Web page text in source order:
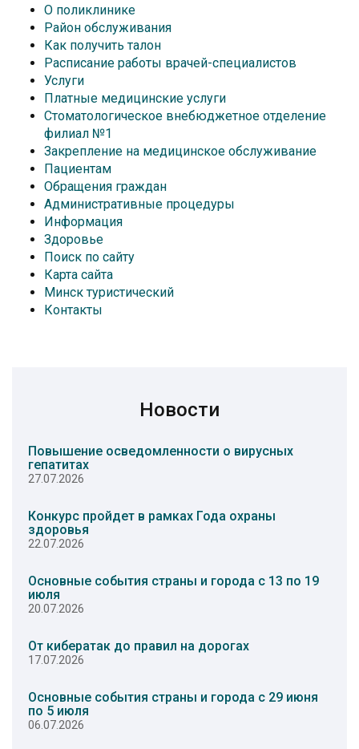
О поликлинике
Район обслуживания
Как получить талон
Расписание работы врачей-специалистов
Услуги
Платные медицинские услуги
Стоматологическое внебюджетное отделение
филиал №1
Закрепление на медицинское обслуживание
Пациентам
Обращения граждан
Административные процедуры
Информация
Здоровье
Поиск по сайту
Карта сайта
Минск туристический
Контакты
Новости
Повышение осведомленности о вирусных
гепатитах
27.07.2026
Конкурс пройдет в рамках Года охраны
здоровья
22.07.2026
Основные события страны и города с 13 по 19
июля
20.07.2026
От кибератак до правил на дорогах
17.07.2026
Основные события страны и города с 29 июня
по 5 июля
06.07.2026